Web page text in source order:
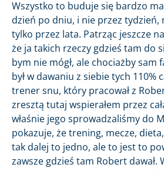
Wszystko to buduje się bardzo
dzień po dniu, i nie przez tydzień,
tylko przez lata. Patrząc jeszcze
że ja takich rzeczy gdzieś tam do
bym nie mógł, ale chociażby sam
był w dawaniu z siebie tych 110%
trener snu, który pracował z
zresztą tutaj wspierałem przez
właśnie jego sprowadzaliśmy do
pokazuje, że trening, mecze,
tak dalej to jedno, ale to jest to
zawsze gdzieś tam Robert dawał.